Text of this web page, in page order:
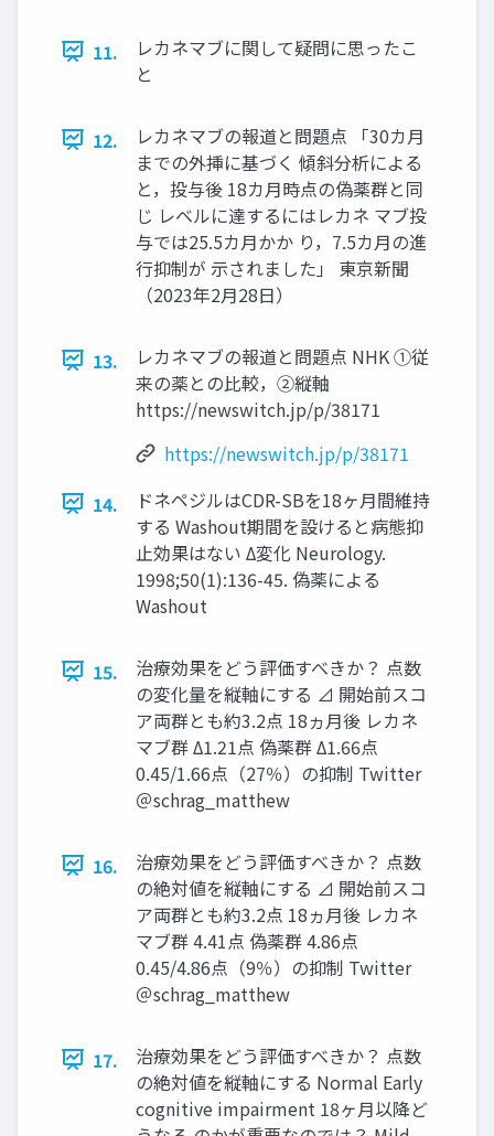
11.
レカネマブに関して疑問に思ったこ
と
12.
レカネマブの報道と問題点 「30カ月
までの外挿に基づく 傾斜分析による
と，投与後 18カ月時点の偽薬群と同
じ レベルに達するにはレカネ マブ投
与では25.5カ月かか り，7.5カ月の進
行抑制が 示されました」 東京新聞
（2023年2月28日）
13.
レカネマブの報道と問題点 NHK ①従
来の薬との比較，②縦軸
https://newswitch.jp/p/38171
https://newswitch.jp/p/38171
14.
ドネペジルはCDR-SBを18ヶ月間維持
する Washout期間を設けると病態抑
止効果はない Δ変化 Neurology.
1998;50(1):136-45. 偽薬による
Washout
15.
治療効果をどう評価すべきか？ 点数
の変化量を縦軸にする ⊿ 開始前スコ
ア両群とも約3.2点 18ヵ月後 レカネ
マブ群 Δ1.21点 偽薬群 Δ1.66点
0.45/1.66点（27％）の抑制 Twitter
＠schrag_matthew
16.
治療効果をどう評価すべきか？ 点数
の絶対値を縦軸にする ⊿ 開始前スコ
ア両群とも約3.2点 18ヵ月後 レカネ
マブ群 4.41点 偽薬群 4.86点
0.45/4.86点（9％）の抑制 Twitter
＠schrag_matthew
17.
治療効果をどう評価すべきか？ 点数
の絶対値を縦軸にする Normal Early
cognitive impairment 18ヶ月以降ど